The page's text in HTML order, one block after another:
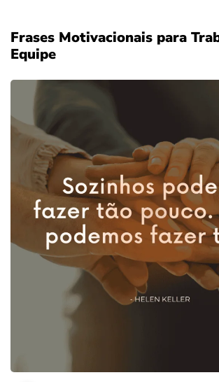
Frases Motivacionais para
Equipe